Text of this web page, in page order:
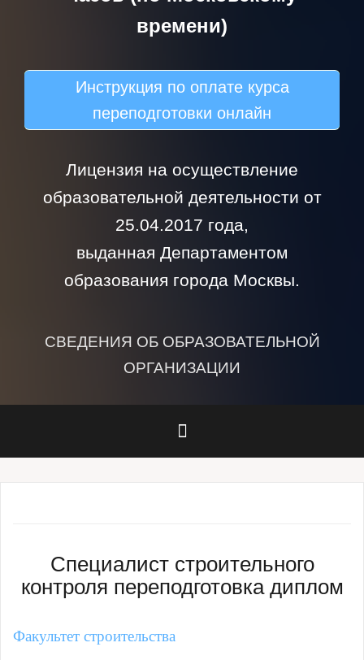
времени)
Инструкция по оплате курса
переподготовки онлайн
Лицензия на осуществление
образовательной деятельности от
25.04.2017 года,
выданная Департаментом
образования города Москвы.
СВЕДЕНИЯ ОБ ОБРАЗОВАТЕЛЬНОЙ
ОРГАНИЗАЦИИ
Специалист строительного
контроля переподготовка диплом
Факультет строительства